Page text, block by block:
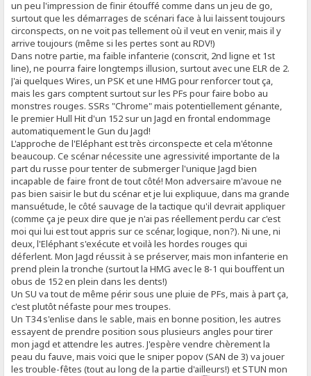
un peu l'impression de finir étouffé comme dans un jeu de go,
surtout que les démarrages de scénari face à lui laissent toujours
circonspects, on ne voit pas tellement où il veut en venir, mais il y
arrive toujours (même si les pertes sont au RDV!)
Dans notre partie, ma faible infanterie (conscrit, 2nd ligne et 1st
line), ne pourra faire longtemps illusion, surtout avec une ELR de 2.
J'ai quelques Wires, un PSK et une HMG pour renforcer tout ça,
mais les gars comptent surtout sur les PFs pour faire bobo au
monstres rouges. SSRs "Chrome" mais potentiellement génante,
le premier Hull Hit d'un 152 sur un Jagd en frontal endommage
automatiquement le Gun du Jagd!
L'approche de l'Eléphant est très circonspecte et cela m'étonne
beaucoup. Ce scénar nécessite une agressivité importante de la
part du russe pour tenter de submerger l'unique Jagd bien
incapable de faire front de tout côté! Mon adversaire m'avoue ne
pas bien saisir le but du scénar et je lui expliquue, dans ma grande
mansuétude, le côté sauvage de la tactique qu'il devrait appliquer
(comme ça je peux dire que je n'ai pas réellement perdu car c'est
moi qui lui est tout appris sur ce scénar, logique, non?). Ni une, ni
deux, l'Eléphant s'exécute et voilà les hordes rouges qui
déferlent. Mon Jagd réussit à se préserver, mais mon infanterie en
prend plein la tronche (surtout la HMG avec le 8-1 qui bouffent un
obus de 152 en plein dans les dents!)
Un SU va tout de même périr sous une pluie de PFs, mais à part ça,
c'est plutôt néfaste pour mes troupes.
Un T34 s'enlise dans le sable, mais en bonne position, les autres
essayent de prendre position sous plusieurs angles pour tirer
mon jagd et attendre les autres. J'espère vendre chèrement la
peau du fauve, mais voici que le sniper popov (SAN de 3) va jouer
les trouble-fêtes (tout au long de la partie d'ailleurs!) et STUN mon